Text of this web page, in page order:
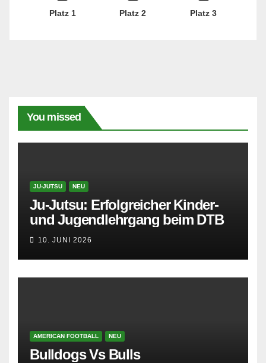
Platz 1 Platz 2 Platz 3
You missed
JU-JUTSU NEU
Ju-Jutsu: Erfolgreicher Kinder-
und Jugendlehrgang beim DTB
10. JUNI 2026
AMERICAN FOOTBALL NEU
Bulldogs Vs Bulls